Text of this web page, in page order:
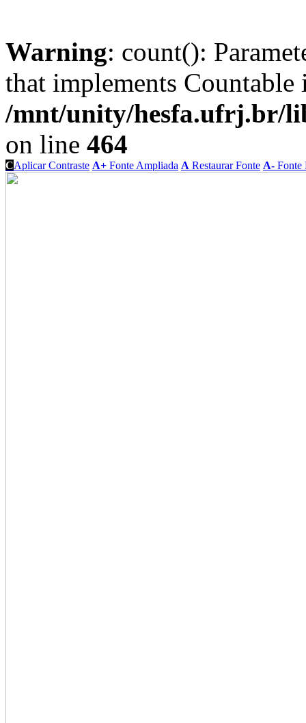
Warning: count():
that implements Countable
/mnt/unity/hesfa.ufrj.br/
on line 464
CAplicar Contraste A+ Fonte Ampliada A Restaurar Fonte A- Fonte